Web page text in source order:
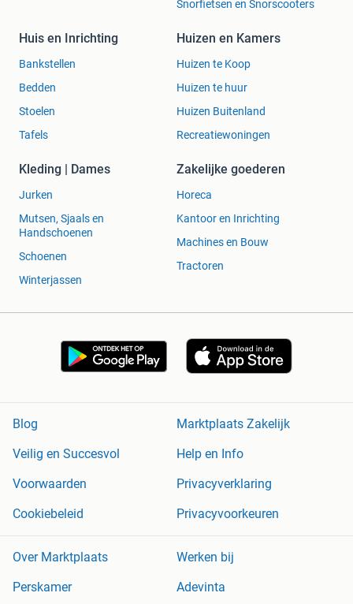
Snorfietsen en Snorscooters
Huis en Inrichting
Bankstellen
Bedden
Stoelen
Tafels
Huizen en Kamers
Huizen te Koop
Huizen te huur
Huizen Buitenland
Recreatiewoningen
Kleding | Dames
Jurken
Mutsen, Sjaals en
Handschoenen
Schoenen
Winterjassen
Zakelijke goederen
Horeca
Kantoor en Inrichting
Machines en Bouw
Tractoren
Blog
Marktplaats Zakelijk
Veilig en Succesvol
Help en Info
Voorwaarden
Privacyverklaring
Cookiebeleid
Privacyvoorkeuren
Over Marktplaats
Werken bij
Perskamer
Adevinta